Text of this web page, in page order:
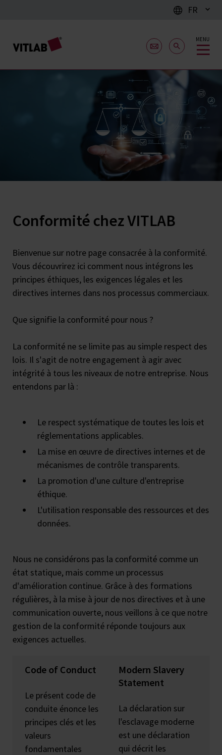
FR
MENU
Conformité chez VITLAB
Bienvenue sur notre page consacrée à la conformité.
Vous découvrirez ici comment nous intégrons les
principes éthiques, les exigences légales et les
directives internes dans nos processus commerciaux.
Que signifie la conformité pour nous ?
La conformité ne se limite pas au simple respect des
lois. Il s'agit de notre engagement à agir avec
intégrité à tous les niveaux de notre entreprise. Nous
entendons par là :
Le respect systématique de toutes les lois et
réglementations applicables.
La mise en œuvre de directives internes et de
mécanismes de contrôle transparents.
La promotion d'une culture d'entreprise
éthique.
L'utilisation responsable des ressources et des
données.
Nous ne considérons pas la conformité comme un
état statique, mais comme un processus
d'amélioration continue. Grâce à des formations
régulières, à la mise à jour de nos directives et à une
communication ouverte, nous veillons à ce que notre
gestion de la conformité réponde toujours aux
exigences actuelles.
Code of Conduct
Le présent code de
conduite énonce les
principes clés et les
valeurs
fondamentales
Modern Slavery
Statement
La déclaration sur
l'esclavage moderne
est une déclaration
qui décrit les